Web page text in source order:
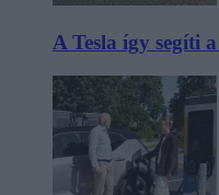
A Tesla így segíti